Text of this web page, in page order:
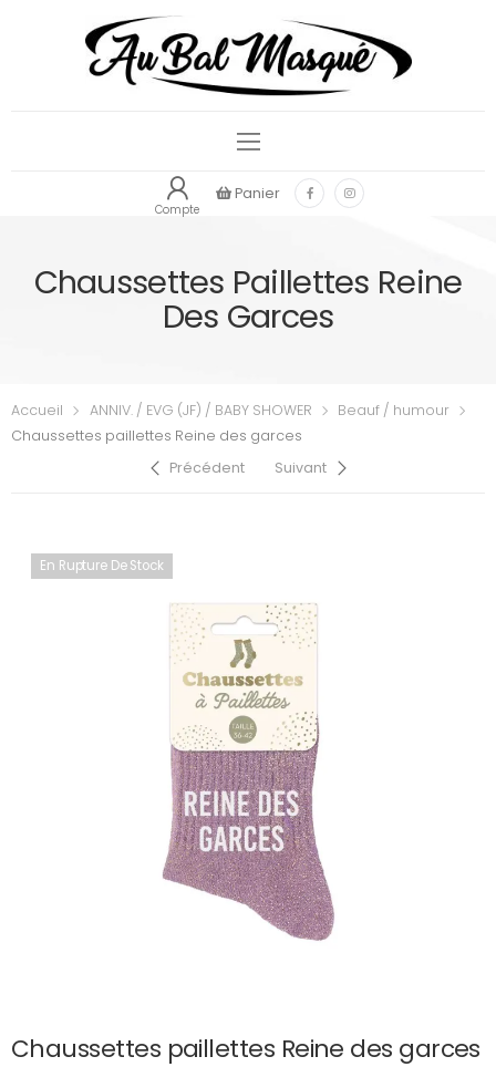
Compte
Panier
Chaussettes Paillettes Reine
Des Garces
Accueil ANNIV. / EVG (JF) / BABY SHOWER
Beauf / humour
Chaussettes paillettes Reine des garces
Précédent
Suivant
En Rupture De Stock
Chaussettes paillettes Reine des garces